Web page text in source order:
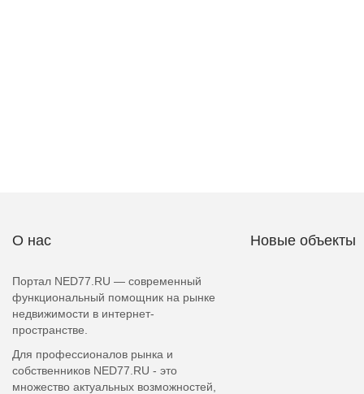
О нас
Портал NED77.RU — современный
функциональный помощник на рынке
недвижимости в интернет-
пространстве.
Для профессионалов рынка и
собственников NED77.RU - это
множество актуальных возможностей,
Новые объекты